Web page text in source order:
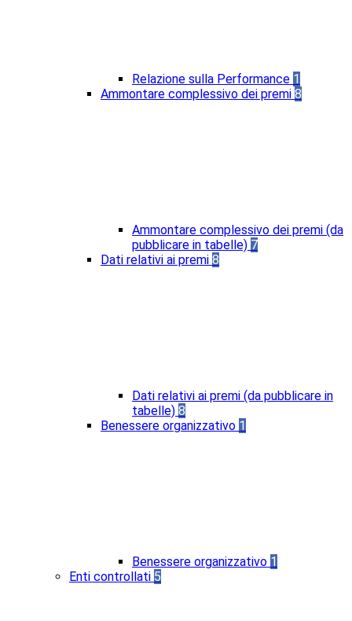
Relazione sulla Performance 1
Ammontare complessivo dei premi 8
Ammontare complessivo dei premi (da
pubblicare in tabelle) 7
Dati relativi ai premi 8
Dati relativi ai premi (da pubblicare in
tabelle) 8
Benessere organizzativo 1
Benessere organizzativo 1
Enti controllati 5